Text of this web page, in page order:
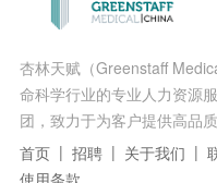
杏林天赋（Greenstaff
命科学行业的专业人力资源
团，致力于为客户提供高品
首页
招聘 关于我们